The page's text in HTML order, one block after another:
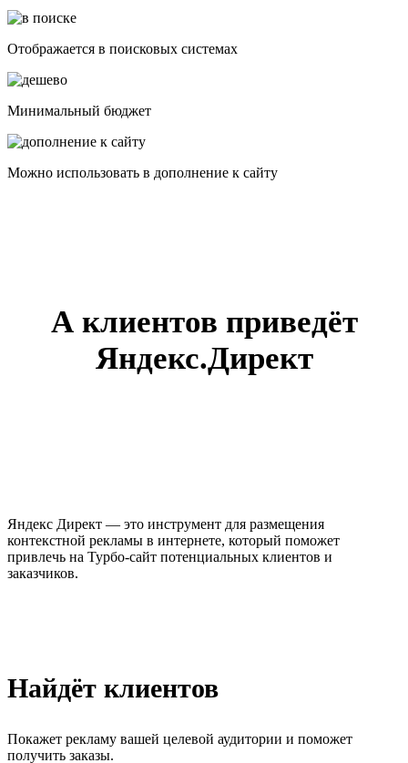
Отображается в поисковых системах
Минимальный бюджет
Можно использовать в дополнение к сайту
А клиентов приведёт
Яндекс.Директ
Яндекс Директ — это инструмент для размещения
контекстной рекламы в интернете, который поможет
привлечь на Турбо-сайт потенциальных клиентов и
заказчиков.
Найдёт клиентов
Покажет рекламу вашей целевой аудитории и поможет
получить заказы.